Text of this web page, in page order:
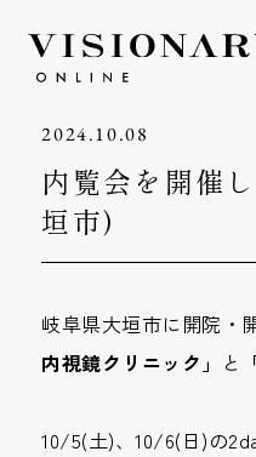
2024.10.08
内覧会を開催
垣市)
岐阜県大垣市に開院・
内視鏡クリニック」 と
10/5(土)、10/6(日)の